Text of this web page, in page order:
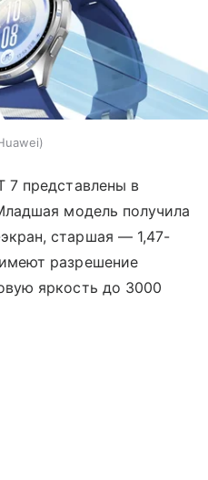
7 представлены в
модель получила
старшая — 1,47-
разрешение
яркость до 3000